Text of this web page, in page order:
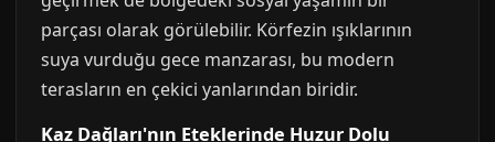
parçası olarak görülebilir. Körfezin ışıklarının
suya vurduğu gece manzarası, bu modern
terasların en çekici yanlarından biridir.
Kaz Dağları'nın Eteklerinde Huzur Dolu